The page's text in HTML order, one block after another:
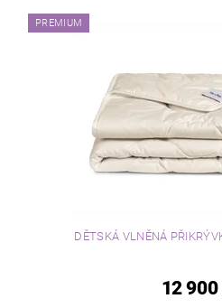
PREMIUM
DĚTSKÁ VLNĚNÁ
12 900